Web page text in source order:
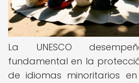
La UNESCO
fundamental en la
de idiomas minoritarios